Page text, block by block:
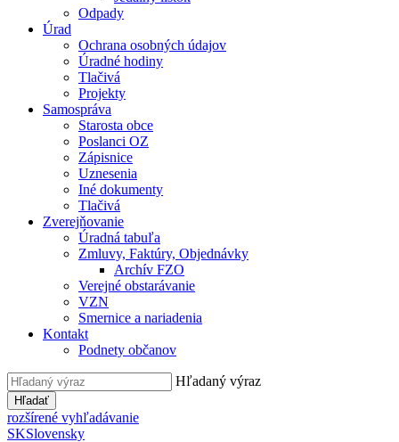
Odpady
Úrad
Ochrana osobných údajov
Úradné hodiny
Tlačivá
Projekty
Samospráva
Starosta obce
Poslanci OZ
Zápisnice
Uznesenia
Iné dokumenty
Tlačivá
Zverejňovanie
Úradná tabuľa
Zmluvy, Faktúry, Objednávky
Archív FZO
Verejné obstarávanie
VZN
Smernice a nariadenia
Kontakt
Podnety občanov
Hľadaný výraz
Hľadať
rozšírené vyhľadávanie
SKSlovensky